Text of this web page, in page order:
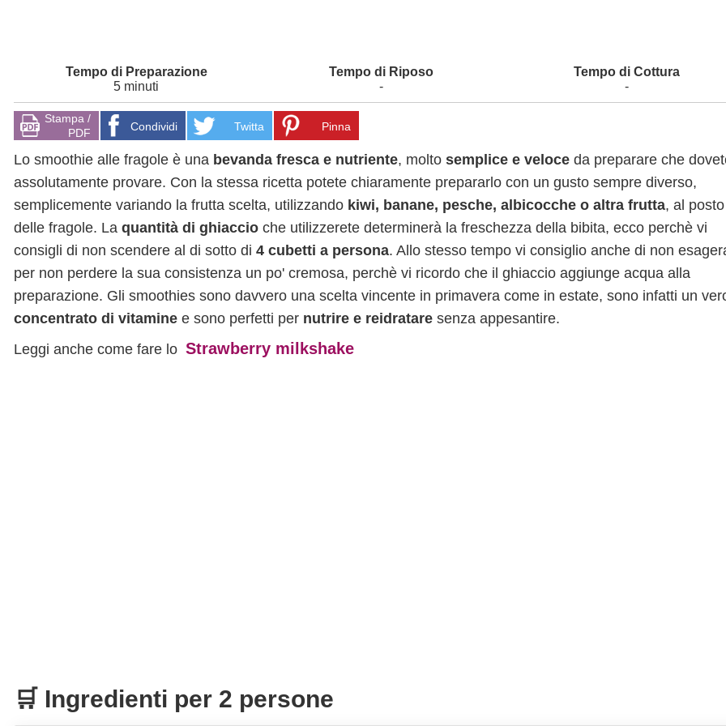
5 minuti - -
Stampa /
PDF
Condividi Twitta Pinna
Lo smoothie alle fragole è una bevanda fresca e nutriente, molto semplice e veloce da preparare che
assolutamente provare. Con la stessa ricetta potete chiaramente prepararlo con un gusto sempre diverso,
semplicemente variando la frutta scelta, utilizzando kiwi, banane, pesche, albicocche o altra frutta, al posto
delle fragole. La quantità di ghiaccio che utilizzerete determinerà la freschezza della bibita, ecco perchè vi
consigli di non scendere al di sotto di 4 cubetti a persona. Allo stesso tempo vi consiglio anche di non
per non perdere la sua consistenza un po' cremosa, perchè vi ricordo che il ghiaccio aggiunge acqua alla
preparazione. Gli smoothies sono davvero una scelta vincente in primavera come in estate, sono infatti un
concentrato di vitamine e sono perfetti per nutrire e reidratare senza appesantire.
Leggi anche come fare lo Strawberry milkshake
🛒 Ingredienti per 2 persone